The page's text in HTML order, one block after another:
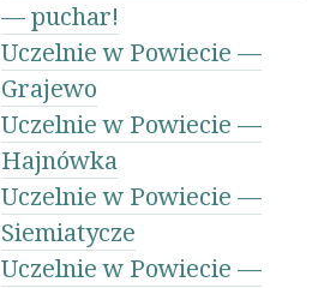
— puchar!
Uczelnie w Powiecie —
Grajewo
Uczelnie w Powiecie —
Hajnówka
Uczelnie w Powiecie —
Siemiatycze
Uczelnie w Powiecie —